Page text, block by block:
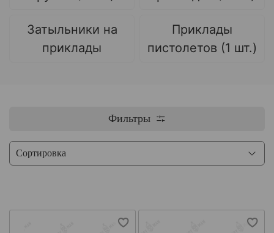
Затыльники на
приклады
Приклады
пистолетов (1 шт.)
Фильтры